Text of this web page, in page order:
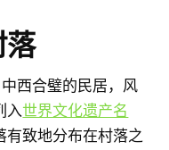
落
西合璧的民居，风
入世界文化遗产名
致地分布在村落之